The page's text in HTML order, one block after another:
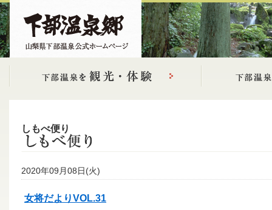
しもべ便り
2020年09月08日(火)
女将だよりVOL.31